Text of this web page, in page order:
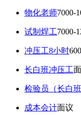
物化老师7000-
试制焊工7000-
冲压工8小时
长白班冲压工
检验员（长白班
成本会计面议